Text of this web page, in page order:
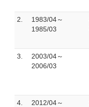
2.
1983/04～
1985/03
3.
2003/04～
2006/03
4.
2012/04～